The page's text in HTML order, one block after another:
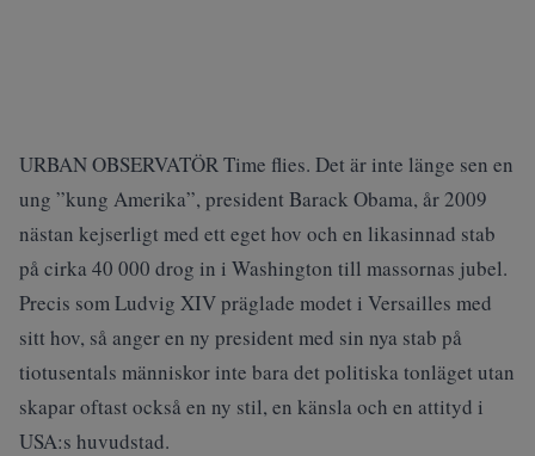
URBAN OBSERVATÖR Time flies. Det är inte länge sen en
ung ”kung Amerika”, president Barack Obama, år 2009
nästan kejserligt med ett eget hov och en likasinnad stab
på cirka 40 000 drog in i Washington till massornas jubel.
Precis som Ludvig XIV präglade modet i Versailles med
sitt hov, så anger en ny president med sin nya stab på
tiotusentals människor inte bara det politiska tonläget utan
skapar oftast också en ny stil, en känsla och en attityd i
USA:s huvudstad.